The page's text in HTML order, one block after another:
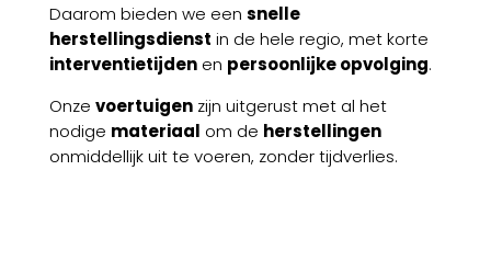
Daarom bieden we een snelle
herstellingsdienst in de hele regio, met korte
interventietijdenen persoonlijke opvolging.
Onze voertuigenzijn uitgerust met al het
nodige materiaal om de herstellingen
onmiddellijk uit te voeren, zonder tijdverlies.